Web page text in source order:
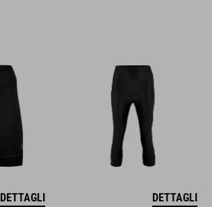
DETTAGLI DETTAGLI